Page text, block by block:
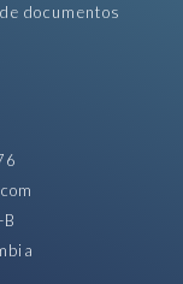
documentos